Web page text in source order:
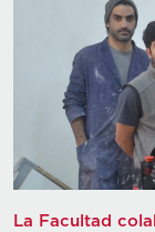
La Facultad